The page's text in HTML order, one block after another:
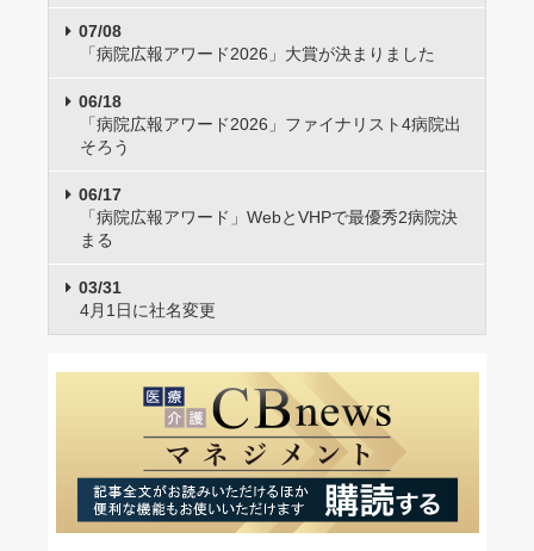
07/08
「病院広報アワード2026」大賞が決まりました
06/18
「病院広報アワード2026」ファイナリスト4病院出
そろう
06/17
「病院広報アワード」WebとVHPで最優秀2病院決
まる
03/31
4月1日に社名変更